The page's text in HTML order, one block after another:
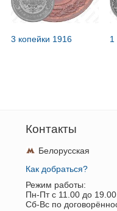
3 копейки 1916 1
Контакты
Белорусская
Как добраться?
Режим работы:
Пн-Пт c 11.00 до 19.00
Сб-Вс по